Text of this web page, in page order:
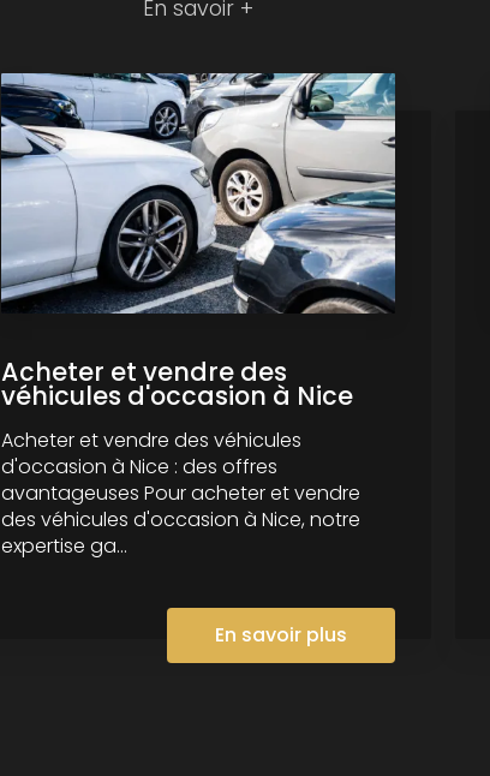
En savoir +
Acheter et vendre des
véhicules d'occasion à Nice
Acheter et vendre des véhicules
d'occasion à Nice : des offres
avantageuses Pour acheter et vendre
des véhicules d'occasion à Nice, notre
expertise ga...
En savoir plus